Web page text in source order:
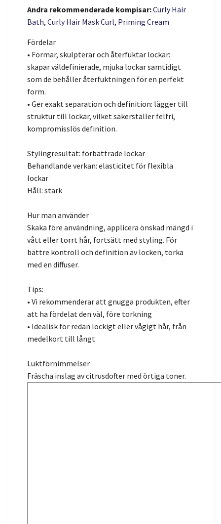
Andra rekommenderade kompisar:Curly Hair
Bath, Curly Hair MaskCurl, Priming Cream
Fördelar
• Formar, skulpterar och återfuktar lockar:
skapar väldefinierade, mjuka lockar samtidigt
som de behåller återfuktningen för en perfekt
form.
• Ger exakt separation och definition: lägger till
struktur till lockar, vilket säkerställer felfri,
kompromisslös definition.
Stylingresultat: förbättrade lockar
Behandlande verkan: elasticitet för flexibla
lockar
Håll: stark
Hur man använder
Skaka före användning, applicera önskad mängd i
vått eller torrt hår, fortsätt med styling. För
bättre kontroll och definition av locken, torka
med en diffuser.
Tips:
• Vi rekommenderar att gnugga produkten, efter
att ha fördelat den väl, före torkning
• Idealisk för redan lockigt eller vågigt hår, från
medelkort till långt
Luktförnimmelser
Fräscha inslag av citrusdofter med örtiga toner.